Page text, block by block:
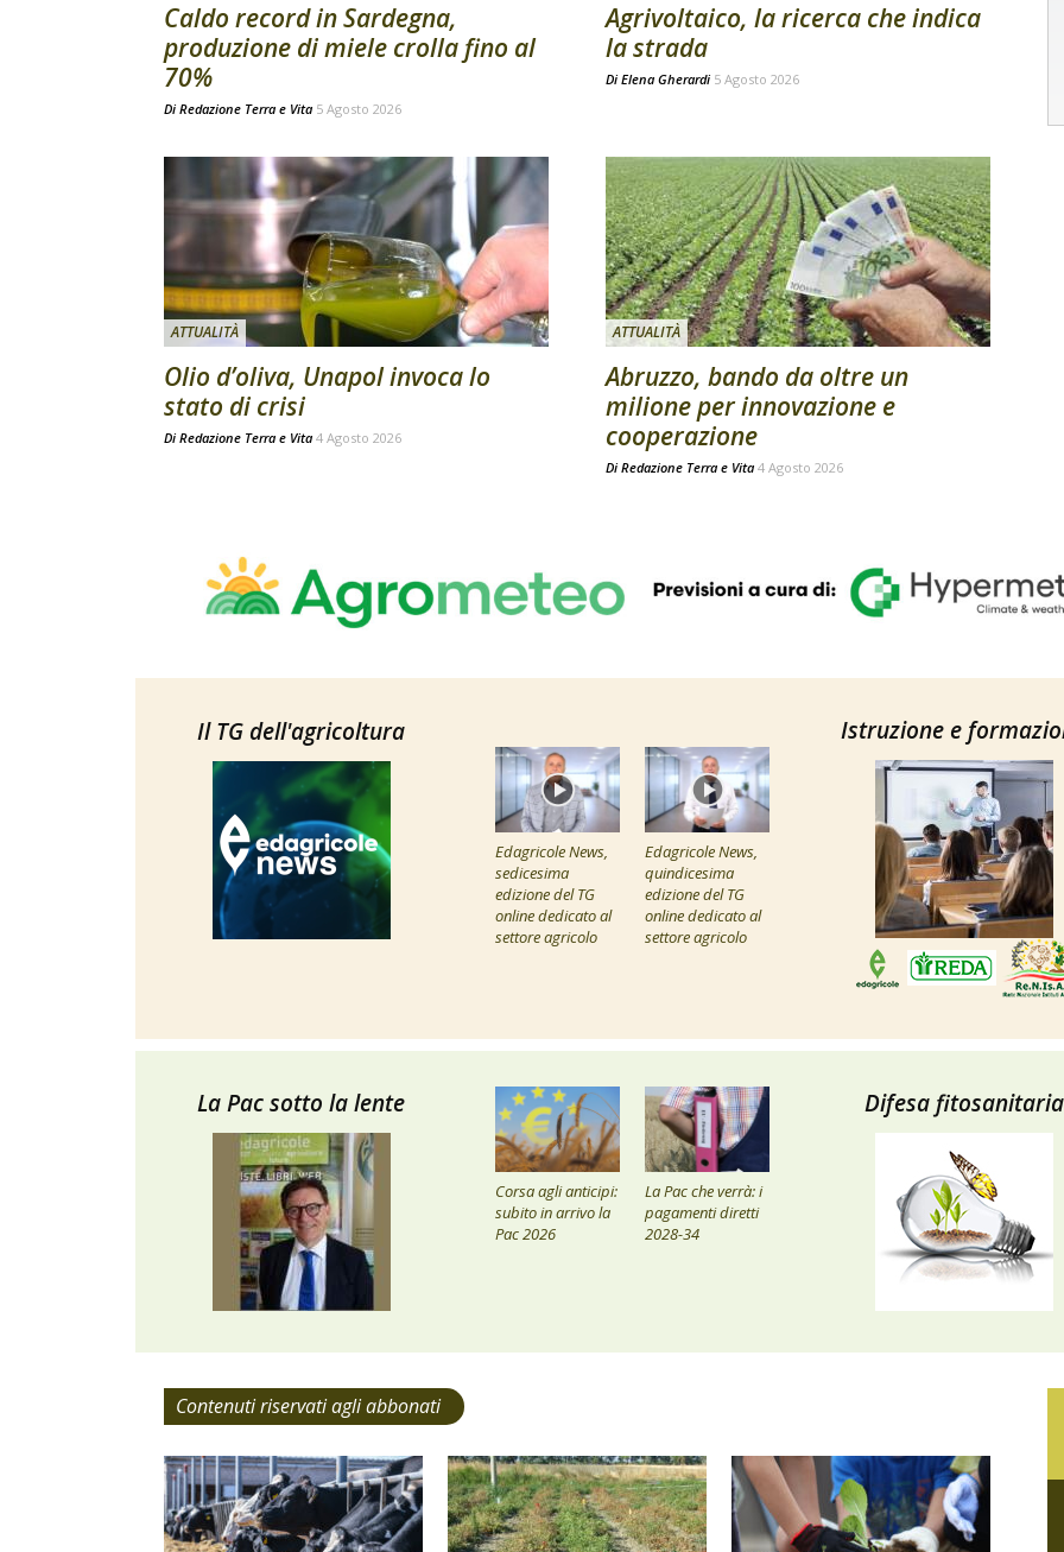
Caldo record in Sardegna,
produzione di miele crolla fino al
70%
Di Redazione Terra e Vita 5 Agosto 2026
Agrivoltaico, la ricerca che indica
la strada
Di Elena Gherardi 5 Agosto 2026
ATTUALITÀ
Olio d’oliva, Unapol invoca lo
stato di crisi
Di Redazione Terra e Vita 4 Agosto 2026
ATTUALITÀ
Abruzzo, bando da oltre un
milione per innovazione e
cooperazione
Di Redazione Terra e Vita 4 Agosto 2026
Il TG dell'agricoltura
Edagricole News,
sedicesima
edizione del TG
online dedicato al
settore agricolo
Edagricole News,
quindicesima
edizione del TG
online dedicato al
settore agricolo
Istruzione e
La Pac sotto la lente
Corsa agli anticipi:
subito in arrivo la
Pac 2026
La Pac che verrà: i
pagamenti diretti
2028-34
Difesa fitosanitaria
Contenuti riservati agli abbonati